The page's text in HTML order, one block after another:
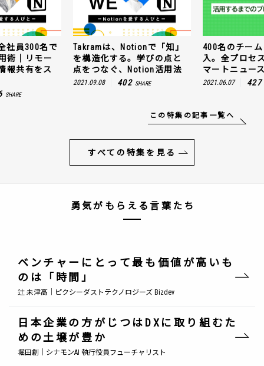
社員300名で
術｜リモー
報共有をス
SHARE
Takramは、Notionで「知」
を構造化する。学びの点と
点をつなぐ、Notion活用法
2021.09.08 402 SHARE
400名のチー
入。全プロセ
マートニュー
2021.06.07 427
この特集の記事一覧へ
すべての特集を見る
勇気がもらえる言葉たち
ベンチャーにとって最も価値が高いも
のは「時間」
辻 未津高｜ピクシーダストテクノロジーズ Bizdev
日本企業の方がじつはDXに取り組むた
めの土壌が豊か
堀田創｜シナモンAI 執行役員フューチャリスト